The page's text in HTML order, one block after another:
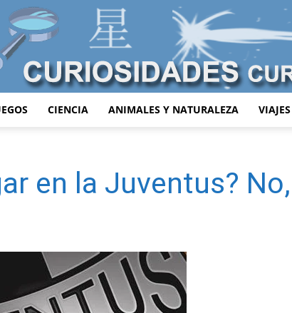
CIENCIA ANIMALES Y NATURALEZA VIAJES
en la Juventus? No,